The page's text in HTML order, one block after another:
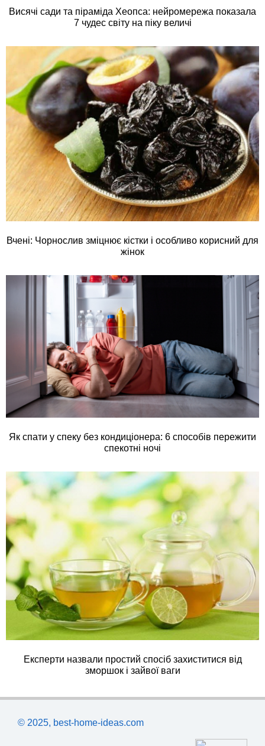
Висячі сади та піраміда Хеопса: нейромережа показала
7 чудес світу на піку величі
Вчені: Чорнослив зміцнює кістки і особливо корисний для
жінок
Як спати у спеку без кондиціонера: 6 способів пережити
спекотні ночі
Експерти назвали простий спосіб захиститися від
зморшок і зайвої ваги
© 2025, best-home-ideas.com